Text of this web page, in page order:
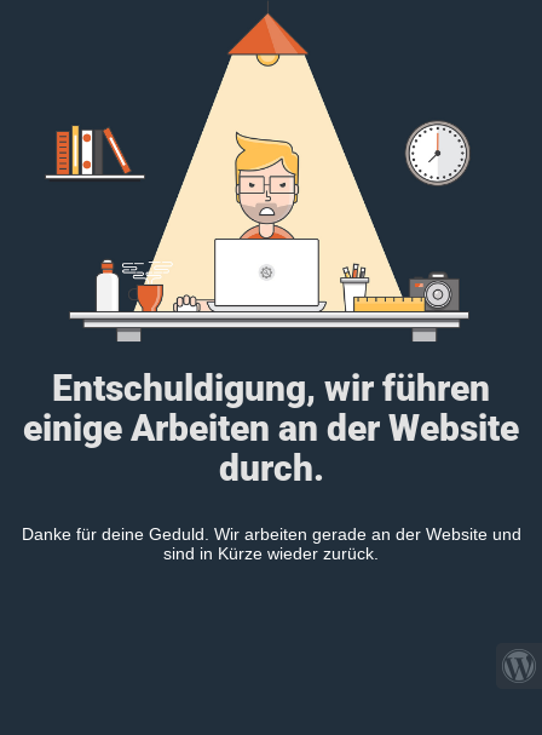
Entschuldigung, wir führen
einige Arbeiten an der Website
durch.
Danke für deine Geduld. Wir arbeiten gerade an der Website und
sind in Kürze wieder zurück.